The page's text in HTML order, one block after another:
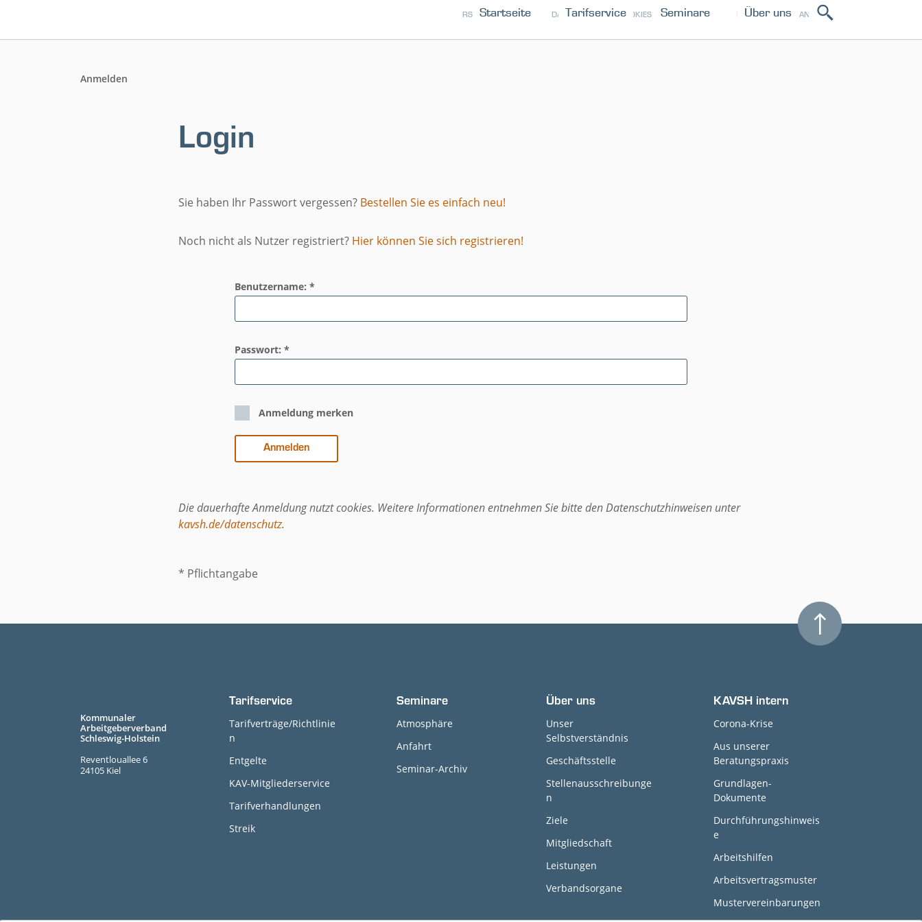
RSS KONTAKT DATENSCHUTZ COOKIES IMPRESSUM PRESSE ANMELDEN
Startseite Tarifservice Seminare Über uns
Anmelden
Login
Sie haben Ihr Passwort vergessen? Bestellen Sie es einfach neu!
Noch nicht als Nutzer registriert? Hier können Sie sich registrieren!
Benutzername: *
Passwort: *
Anmeldung merken
Die dauerhafte Anmeldung nutzt cookies. Weitere Informationen entnehmen Sie bitte den Datenschutzhinweisen unter
kavsh.de/datenschutz.
* Pflichtangabe
Kommunaler
Arbeitgeberverband
Schleswig-Holstein
Reventlouallee 6
24105 Kiel
Tarifservice
Tarifverträge/Richtlinie
n
Entgelte
KAV-Mitgliederservice
Tarifverhandlungen
Streik
Seminare
Atmosphäre
Anfahrt
Seminar-Archiv
Über uns
Unser
Selbstverständnis
Geschäftsstelle
Stellenausschreibunge
n
Ziele
Mitgliedschaft
Leistungen
Verbandsorgane
KAVSH intern
Corona-Krise
Aus unserer
Beratungspraxis
Grundlagen-
Dokumente
Durchführungshinweis
e
Arbeitshilfen
Arbeitsvertragsmuster
Mustervereinbarungen